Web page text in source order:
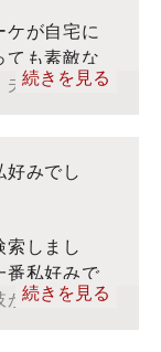
ォーエバーフ
ントをそのま
ケが自宅に
ても素敵な
夫婦のみな
くれまし
続きを見る
好みでし
索しまし
番私好みで
ができるの
に追われる
続きを見る